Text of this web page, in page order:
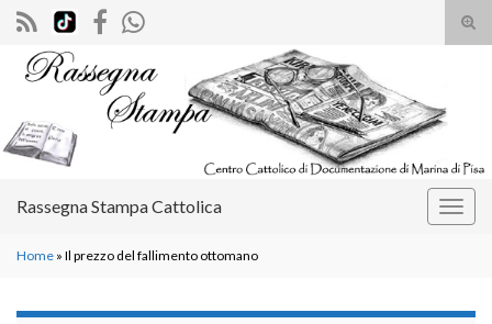
il
Search for:
Rassegna Stampa Cattolica
Home » Il prezzo del fallimento ottomano